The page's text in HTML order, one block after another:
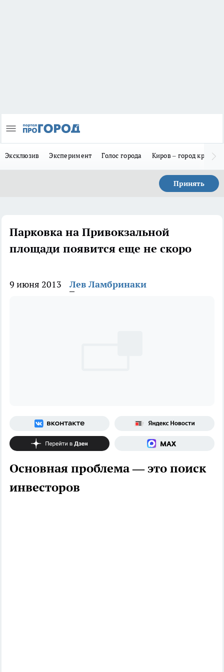
Эксклюзив Эксперимент Голос города Киров – город
Принять
Парковка на Привокзальной
площади появится еще не скоро
9 июня 2013 Лев Ламбринаки
Основная проблема — это поиск
инвесторов